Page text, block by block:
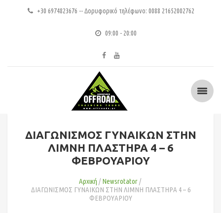
+30 6974823676 -- Δορυφορικό τηλέφωνο: 0088 21652002762
09:00 - 20:00
ΔΙΑΓΩΝΙΣΜΟΣ ΓΥΝΑΙΚΩΝ ΣΤΗΝ
ΛΙΜΝΗ ΠΛΑΣΤΗΡΑ 4 – 6
ΦΕΒΡΟΥΑΡΙΟΥ
Αρχική
Newsrotator
ΔΙΑΓΩΝΙΣΜΟΣ ΓΥΝΑΙΚΩΝ ΣΤΗΝ ΛΙΜΝΗ ΠΛΑΣΤΗΡΑ 4 – 6
ΦΕΒΡΟΥΑΡΙΟΥ